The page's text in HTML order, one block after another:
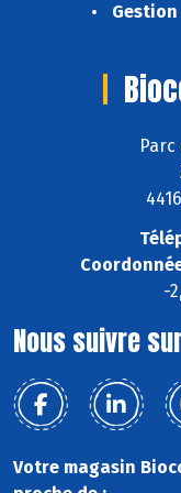
-
Nous suivre
Votre magasin